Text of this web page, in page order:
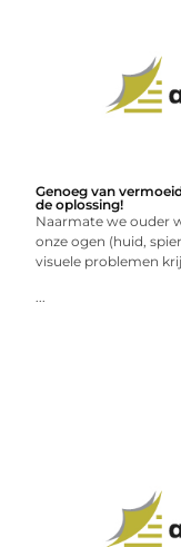
Genoeg van
de oplossing!
Naarmate we ouder
onze ogen (huid,
visuele problemen
...